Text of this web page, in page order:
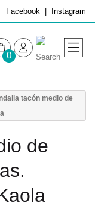
Facebook Instagram
0
tacón medio de
de